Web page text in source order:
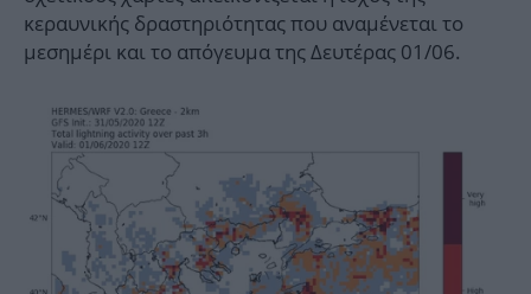
κεραυνικής δραστηριότητας που αναμένεται το
μεσημέρι και το απόγευμα της Δευτέρας 01/06.